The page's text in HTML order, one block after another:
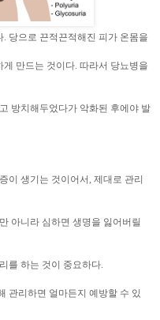
당으로 끈적끈적해진 피가 온몸을
만드는 것이다. 따라서 당뇨병을
방치해두었다가 악화된 후에야 발
이 생기는 것이어서, 제대로 관리
아니라 심하면 생명을 잃어버릴
를 하는 것이 중요하다.
관리하면 얼마든지 예방할 수 있